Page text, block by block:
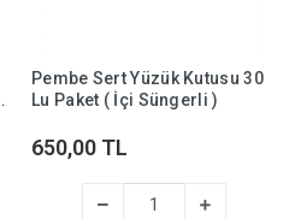
Pembe Sert Yüzük Kutusu 30
Lu Paket ( İçi Süngerli )
650,00 TL